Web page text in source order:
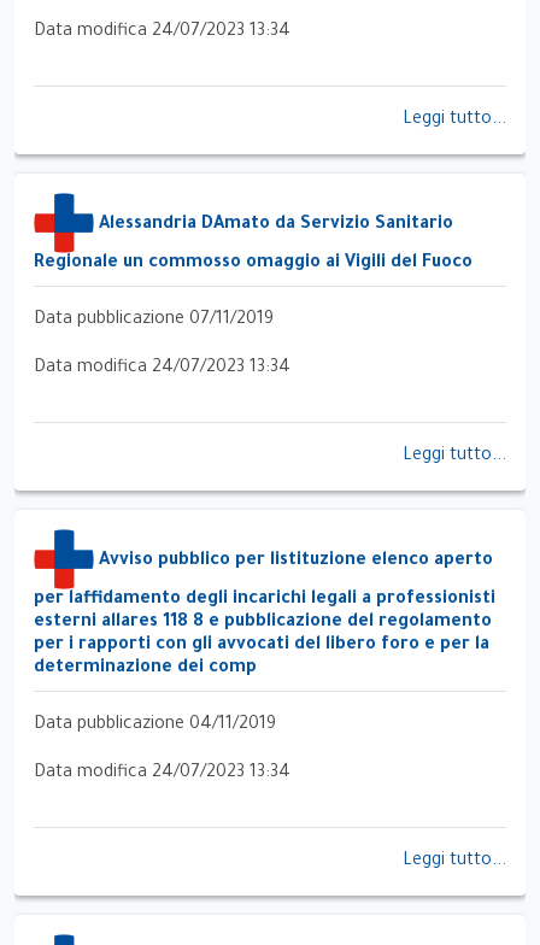
Data modifica 24/07/2023 13:34
Leggi tutto...
Alessandria DAmato da Servizio Sanitario
Regionale un commosso omaggio ai Vigili del Fuoco
Data pubblicazione 07/11/2019
Data modifica 24/07/2023 13:34
Leggi tutto...
Avviso pubblico per listituzione elenco aperto
per laffidamento degli incarichi legali a professionisti
esterni allares 118 8 e pubblicazione del regolamento
per i rapporti con gli avvocati del libero foro e per la
determinazione dei comp
Data pubblicazione 04/11/2019
Data modifica 24/07/2023 13:34
Leggi tutto...